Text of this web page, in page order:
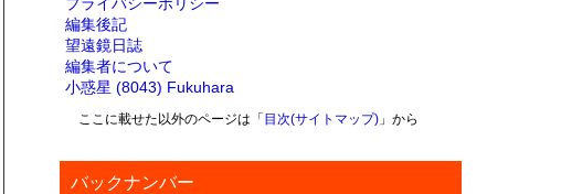
編集後記
望遠鏡日誌
編集者について
小惑星 (8043) Fukuhara
ここに載せた以外のページは「 目次(サイトマップ)」から
バックナンバー